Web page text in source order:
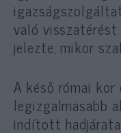
való
jelezte, mikor
A késő római
legizgalmasabb
indított